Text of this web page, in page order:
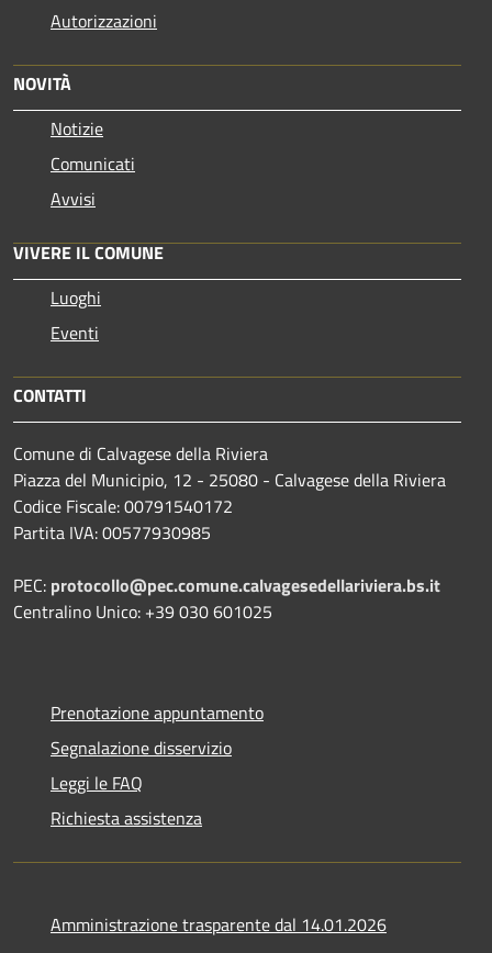
Autorizzazioni
NOVITÀ
Notizie
Comunicati
Avvisi
VIVERE IL COMUNE
Luoghi
Eventi
CONTATTI
Comune di Calvagese della Riviera
Piazza del Municipio, 12 - 25080 - Calvagese della Riviera
Codice Fiscale: 00791540172
Partita IVA: 00577930985
PEC: protocollo@pec.comune.calvagesedellariviera.bs.it
Centralino Unico: +39 030 601025
Prenotazione appuntamento
Segnalazione disservizio
Leggi le FAQ
Richiesta assistenza
Amministrazione trasparente dal 14.01.2026